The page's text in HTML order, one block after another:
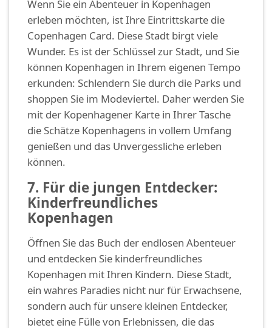
Wenn Sie ein Abenteuer in Kopenhagen
erleben möchten, ist Ihre Eintrittskarte die
Copenhagen Card. Diese Stadt birgt viele
Wunder. Es ist der Schlüssel zur Stadt, und Sie
können Kopenhagen in Ihrem eigenen Tempo
erkunden: Schlendern Sie durch die Parks und
shoppen Sie im Modeviertel. Daher werden Sie
mit der Kopenhagener Karte in Ihrer Tasche
die Schätze Kopenhagens in vollem Umfang
genießen und das Unvergessliche erleben
können.
7. Für die jungen Entdecker:
Kinderfreundliches
Kopenhagen
Öffnen Sie das Buch der endlosen Abenteuer
und entdecken Sie kinderfreundliches
Kopenhagen mit Ihren Kindern. Diese Stadt,
ein wahres Paradies nicht nur für Erwachsene,
sondern auch für unsere kleinen Entdecker,
bietet eine Fülle von Erlebnissen, die das